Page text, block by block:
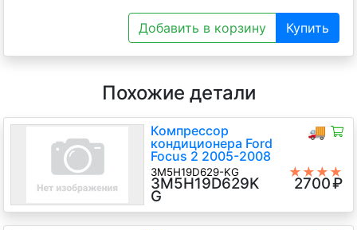
Добавить в корзину Купить
Похожие детали
🚚
Компрессор
кондиционера Ford
Focus 2 2005-2008
3M5H19D629-KG
G8DA, G8DB 1.6 Дизель TDCI, 5-
ст.мех., Хэтчбэк 5 дв., синий, 2005
г.в.
★★★★
★
3M5H19D629K
G
2700₽